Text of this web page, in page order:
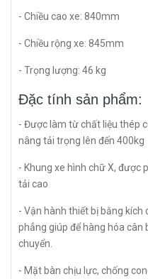
- Chiều cao xe: 840mm
- Chiều rộng xe: 845mm
- Trọng lượng: 46 kg
Đặc tính sản phẩm:
- Được làm từ chất liệu thép
nâng tải trọng lên đến 400kg
- Khung xe hình chữ X, được
tải cao
- Vận hành thiết bị bằng
phẳng giúp để hàng hóa cân
chuyển.
- Mặt bàn chịu lực, chống